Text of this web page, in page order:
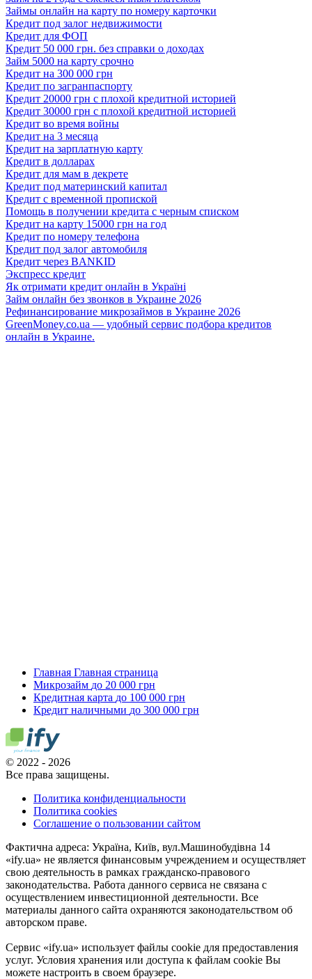
Займы онлайн на карту по номеру карточки
Кредит под залог недвижимости
Кредит для ФОП
Кредит 50 000 грн. без справки о доходах
Займ 5000 на карту срочно
Кредит на 300 000 грн
Кредит по загранпаспорту
Кредит 20000 грн с плохой кредитной историей
Кредит 30000 грн с плохой кредитной историей
Кредит во время войны
Кредит на 3 месяца
Кредит на зарплатную карту
Кредит в долларах
Кредит для мам в декрете
Кредит под материнский капитал
Кредит с временной пропиской
Помощь в получении кредита с черным списком
Кредит на карту 15000 грн на год
Кредит по номеру телефона
Кредит под залог автомобиля
Кредит через BANKID
Экспресс кредит
Як отримати кредит онлайн в Україні
Займ онлайн без звонков в Украине 2026
Рефинансирование микрозаймов в Украине 2026
GreenMoney.co.ua — удобный сервис подбора кредитов
онлайн в Украине.
Главная Главная страница
Микрозайм до 20 000 грн
Кредитная карта до 100 000 грн
Кредит наличными до 300 000 грн
© 2022 - 2026
Все права защищены.
Политика конфиденциальности
Политика cookies
Соглашение о пользовании сайтом
Фактична адреса: Україна, Київ, вул.Машинобудівна 14
«ify.ua» не является финансовым учреждением и осуществляет
свою деятельность в рамках гражданско-правового
законодательства. Работа данного сервиса не связана с
осуществлением инвестиционной деятельности. Все
материалы данного сайта охраняются законодательством об
авторском праве.
Сервис «ify.ua» использует файлы cookie для предоставления
услуг. Условия хранения или доступа к файлам cookie Вы
можете настроить в своем браузере.